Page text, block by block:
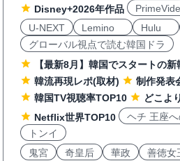
Disney+2026年作品
U-NEXT
Lemino Hulu
グローバル視点で読む韓国ドラ
【最新8月】韓国でスタートの
韓流再現レポ(取材)
制作発表
韓国TV視聴率TOP10
どこよ
Netflix世界TOP10
ヘチ 王座
トンイ
鬼宮
奇皇后 華政 善徳女